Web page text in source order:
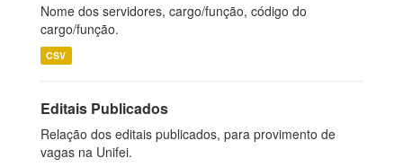
Nome dos servidores, cargo/função, código do
cargo/função.
CSV
Editais Publicados
Relação dos editais publicados, para provimento de
vagas na Unifei.